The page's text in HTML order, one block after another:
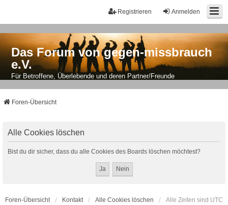
Anmelden
Registrieren
Das Forum von gegen-missbrauch
e.V.
Für Betroffene, Überlebende und deren Partner/Freunde
Foren-Übersicht
Alle Cookies löschen
Bist du dir sicher, dass du alle Cookies des Boards löschen möchtest?
Foren-Übersicht Kontakt Alle Cookies löschen Alle Zeiten sind UTC